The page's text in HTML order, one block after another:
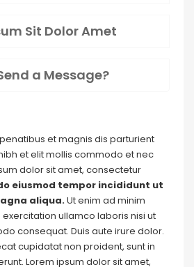
Sit Dolor Amet
a Message?
et magnis dis parturient
et elit mollis commodo et nec
dolor sit amet, consectetur
eiusmod tempor incididunt ut
aliqua.Ut enim ad minim
ullamco laboris nisi ut
consequat. Duis aute irure dolor.
cupidatat non proident, sunt in
Lorem ipsum dolor sit amet,